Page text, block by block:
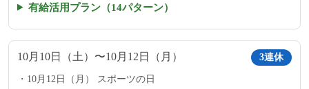
有給活用プラン（14パターン）
10月10日（土）〜10月12日（月） 3連休
10月12日（月） スポーツの日